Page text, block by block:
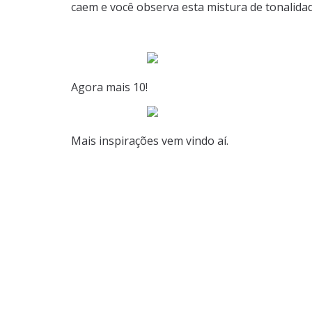
caem e você observa esta mistura de
Agora mais 10!
Mais inspirações vem vindo aí.